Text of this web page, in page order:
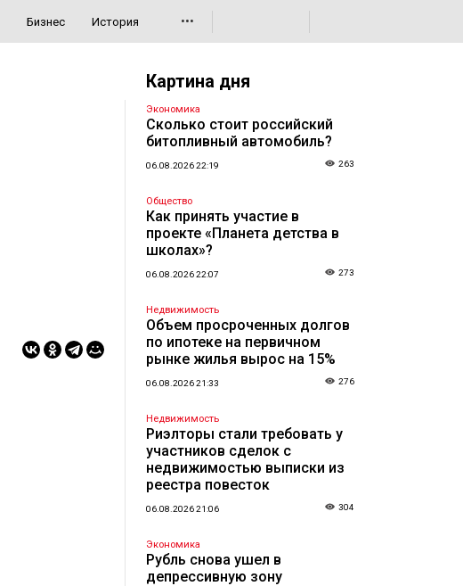
Бизнес История •••
Картина дня
Экономика
Сколько стоит российский
битопливный автомобиль?
06.08.2026 22:19 263
Общество
Как принять участие в
проекте «Планета детства в
школах»?
06.08.2026 22:07 273
Недвижимость
Объем просроченных долгов
по ипотеке на первичном
рынке жилья вырос на 15%
06.08.2026 21:33 276
Недвижимость
Риэлторы стали требовать у
участников сделок с
недвижимостью выписки из
реестра повесток
06.08.2026 21:06 304
Экономика
Рубль снова ушел в
депрессивную зону